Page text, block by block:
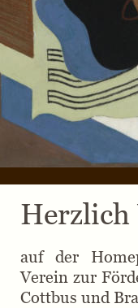
auf der
Verein zur
Cottbus und